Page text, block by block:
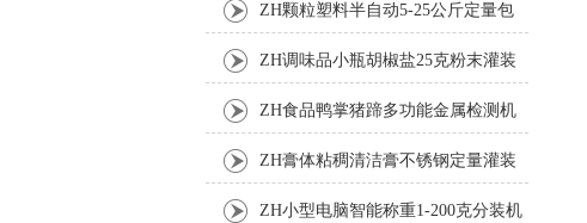
ZH颗粒塑料半自动5-25公斤定量包
装机 ZH调味品小瓶胡椒盐25克粉末灌装
ZH食品鸭掌猪蹄多功能金属检测机
ZH膏体粘稠清洁膏不锈钢定量灌装
机厂家 ZH小型电脑智能称重1-200克分装机